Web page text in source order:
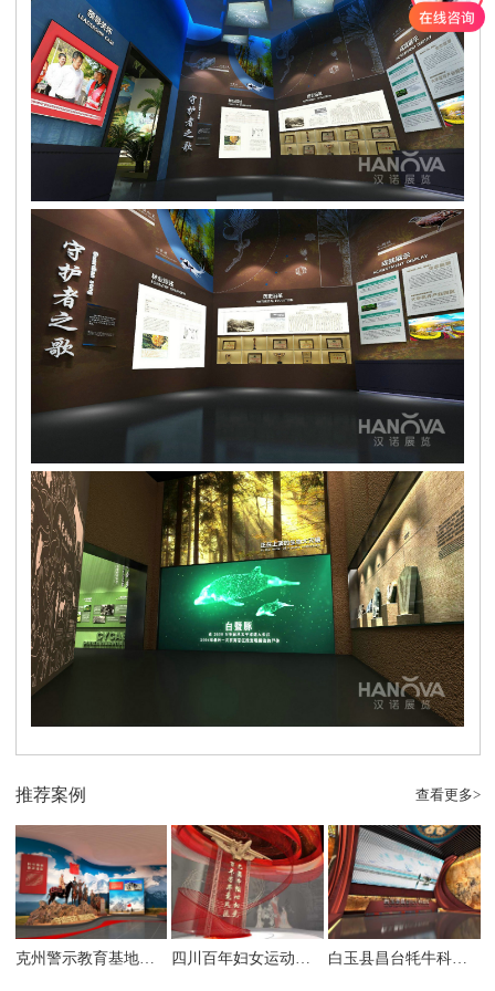
推荐案例 查看更多>
克州警示教育基地暨廉洁文化馆 四川百年妇女运动展陈馆 白玉县昌台牦牛科技馆